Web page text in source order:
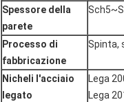
Spessore della
parete
Processo di
fabbricazione
Spinta,
Nicheli l'acciaio
legato
Lega
Lega